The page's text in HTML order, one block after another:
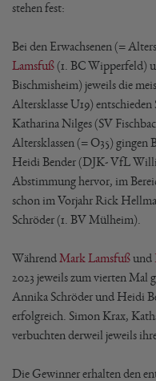
stehen fest:
Bei den Erwachsenen (=
Lamsfuß(1. BC Wipperfeld)
Bischmisheim) jeweils die
Altersklasse U19)
Katharina Nilges (SV
Altersklassen (= O35)
Heidi Bender (DJK- VfL
Abstimmung hervor, im
schon im Vorjahr Rick
Schröder (1. BV Mülheim).
WährendMark Lamsfußund
2023 jeweils zum vierten Mal
Annika Schröder und Heidi
erfolgreich. Simon Krax,
verbuchten derweil jeweils
Die Gewinner erhalten den